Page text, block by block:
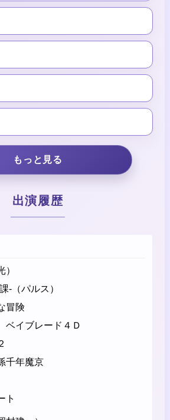
もっと見る
出演履歴
-（パルス）
冒険
イブレード４Ｄ
千年魔京
ト